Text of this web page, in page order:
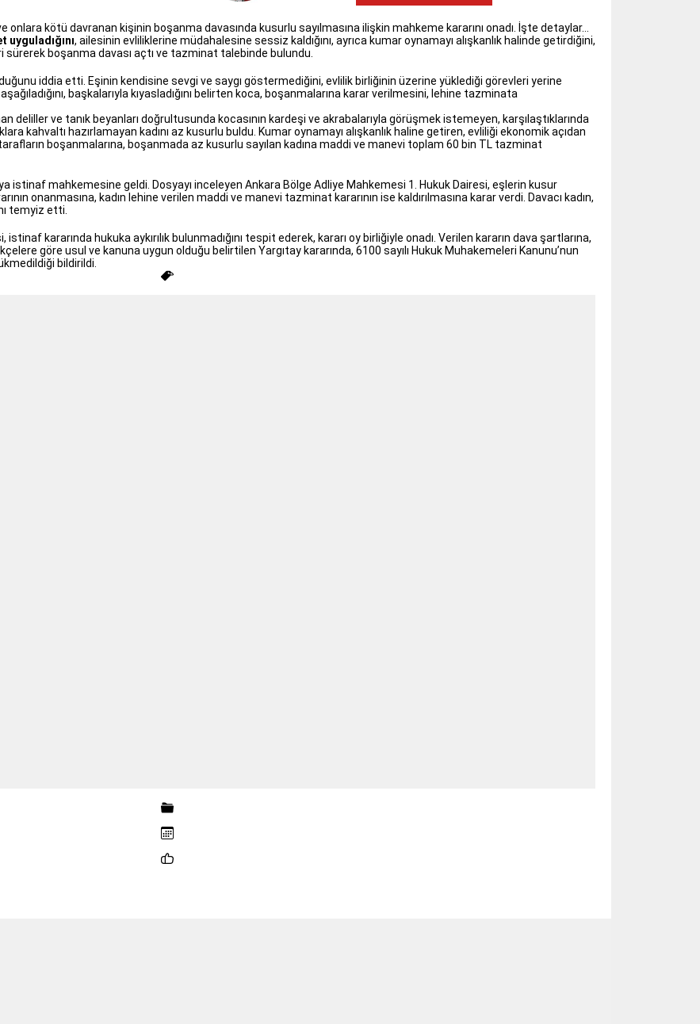
kötü davranan kişinin boşanma davasında kusurlu sayılmasına ilişkin mahkeme kararını onadı. İşte detaylar…
, ailesinin evliliklerine müdahalesine sessiz kaldığını, ayrıca kumar oynamayı alışkanlık halinde getirdiğini,
sürerek boşanma davası açtı ve tazminat talebinde bulundu.
iddia etti. Eşinin kendisine sevgi ve saygı göstermediğini, evlilik birliğinin üzerine yüklediği görevleri yerine
başkalarıyla kıyasladığını belirten koca, boşanmalarına karar verilmesini, lehine tazminata
deliller ve tanık beyanları doğrultusunda kocasının kardeşi ve akrabalarıyla görüşmek istemeyen, karşılaştıklarında
kahvaltı hazırlamayan kadını az kusurlu buldu. Kumar oynamayı alışkanlık haline getiren, evliliği ekonomik açıdan
boşanmalarına, boşanmada az kusurlu sayılan kadına maddi ve manevi toplam 60 bin TL tazminat
istinaf mahkemesine geldi. Dosyayı inceleyen Ankara Bölge Adliye Mahkemesi 1. Hukuk Dairesi, eşlerin kusur
onanmasına, kadın lehine verilen maddi ve manevi tazminat kararının ise kaldırılmasına karar verdi. Davacı kadın,
temyiz etti.
kararında hukuka aykırılık bulunmadığını tespit ederek, kararı oy birliğiyle onadı. Verilen kararın dava şartlarına,
göre usul ve kanuna uygun olduğu belirtilen Yargıtay kararında, 6100 sayılı Hukuk Muhakemeleri Kanunu’nun
bildirildi.